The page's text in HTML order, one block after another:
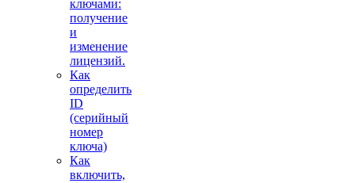
ключами:
получение
и
изменение
лицензий.
Как
определить
ID
(серийный
номер
ключа)
Как
включить,